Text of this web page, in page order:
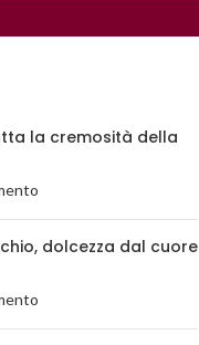
la cremosità della
dolcezza dal cuore